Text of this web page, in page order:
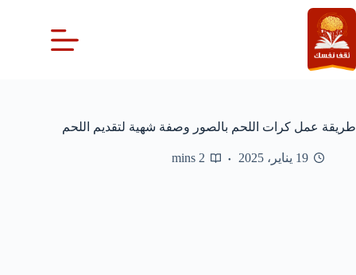
التجاوز
إلى
المحتوى
طريقة عمل كرات اللحم بالصور وصفة شهية لتقديم اللحم
19 يناير، 2025 2 mins